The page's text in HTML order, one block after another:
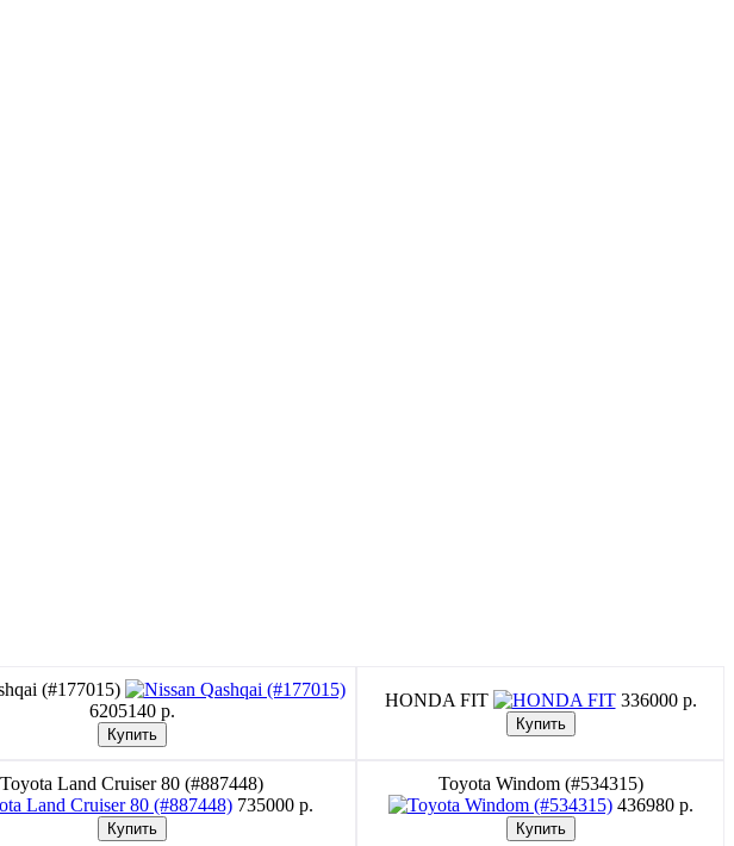
(#177015)
6205140 p.
HONDA FIT 336000 p.
Toyota Land Cruiser 80 (#887448)
735000 p.
Toyota Windom (#534315)
436980 p.